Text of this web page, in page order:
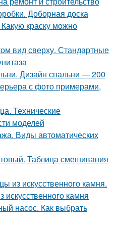
Доборная доска
краску можно
вид сверху. Стандартные
Дизайн спальни — 200
с фото примерами,
Технические
моделей
Виды автоматических
Таблица смешивания
из искусственного камня.
камня
насос. Как выбрать